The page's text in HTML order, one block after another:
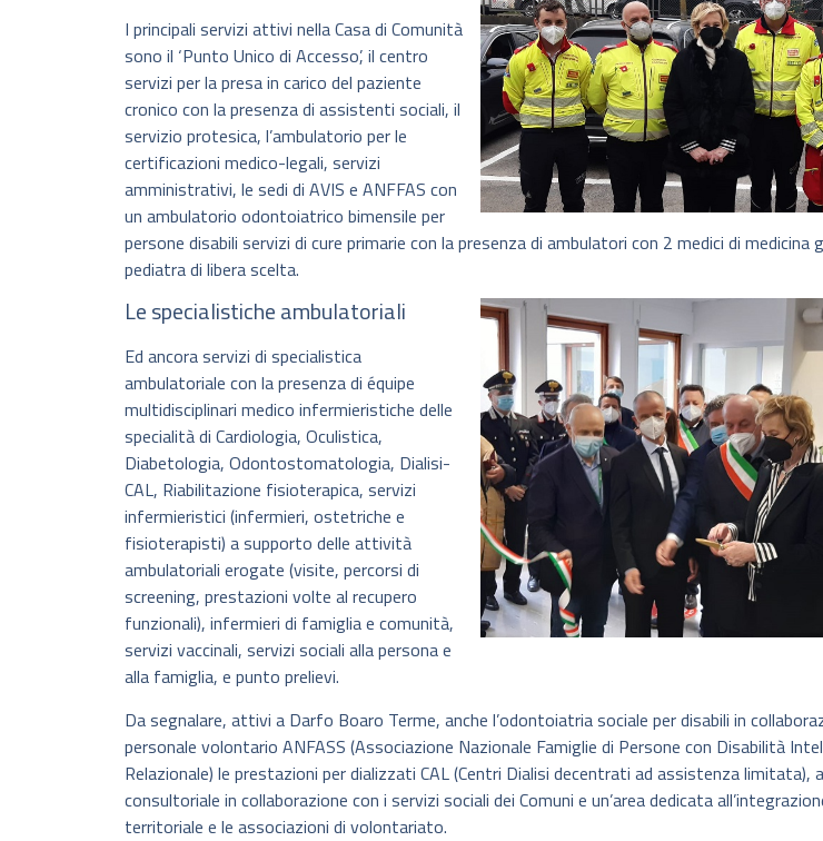
I principali servizi attivi nella Casa di Comunità
sono il ‘Punto Unico di Accesso’, il centro
servizi per la presa in carico del paziente
cronico con la presenza di assistenti sociali, il
servizio protesica, l’ambulatorio per le
certificazioni medico-legali, servizi
amministrativi, le sedi di AVIS e ANFFAS con
un ambulatorio odontoiatrico bimensile per
persone disabili servizi di cure primarie con la presenza di ambulatori con 2 medici di medicina
pediatra di libera scelta.
Le specialistiche ambulatoriali
Ed ancora servizi di specialistica
ambulatoriale con la presenza di équipe
multidisciplinari medico infermieristiche delle
specialità di Cardiologia, Oculistica,
Diabetologia, Odontostomatologia, Dialisi-
CAL, Riabilitazione fisioterapica, servizi
infermieristici (infermieri, ostetriche e
fisioterapisti) a supporto delle attività
ambulatoriali erogate (visite, percorsi di
screening, prestazioni volte al recupero
funzionali), infermieri di famiglia e comunità,
servizi vaccinali, servizi sociali alla persona e
alla famiglia, e punto prelievi.
Da segnalare, attivi a Darfo Boaro Terme, anche l’odontoiatria sociale per disabili in
personale volontario ANFASS (Associazione Nazionale Famiglie di Persone con Disabilità
Relazionale) le prestazioni per dializzati CAL (Centri Dialisi decentrati ad assistenza
consultoriale in collaborazione con i servizi sociali dei Comuni e un’area dedicata
territoriale e le associazioni di volontariato.